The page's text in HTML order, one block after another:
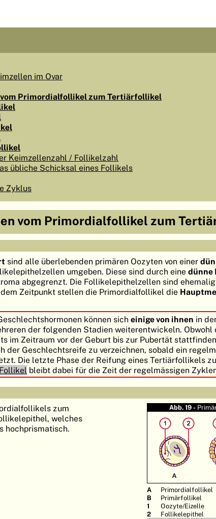
im Ovar
Primordialfollikel zum Tertiärfollikel
Keimzellenzahl / Follikelzahl
übliche Schicksal eines Follikels
Zyklus
vom Primordialfollikel zum
sind alle überlebenden primären Oozyten von einer
umgeben. Diese sind durch eine dünne
abgegrenzt. Die Follikelepithelzellen sind
Zeitpunkt stellen die Primordialfollikel die
können sicheinige von ihnen in
der folgenden Stadien weiterentwickeln. Obwohl
im Zeitraum vor der Geburt bis zur Pubertät
der Geschlechtsreife zu verzeichnen, sobald ein
Die letzte Phase der Reifung eines Tertiärfollikels
bleibt dabei für die Zeit der regelmässigen
zum
welches
hochprismatisch.
Abb. 19 -
A
Primordialfollikel
B
Primärfollikel
1
Oozyte/Eizelle
2
Follikelepithel